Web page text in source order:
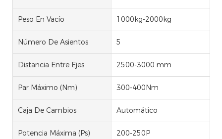
Peso En Vacío 1000kg-2000kg
Número De Asientos 5
Distancia Entre Ejes 2500-3000 mm
Par Máximo (Nm) 300-400Nm
Caja De Cambios Automático
Potencia Máxima (Ps) 200-250P